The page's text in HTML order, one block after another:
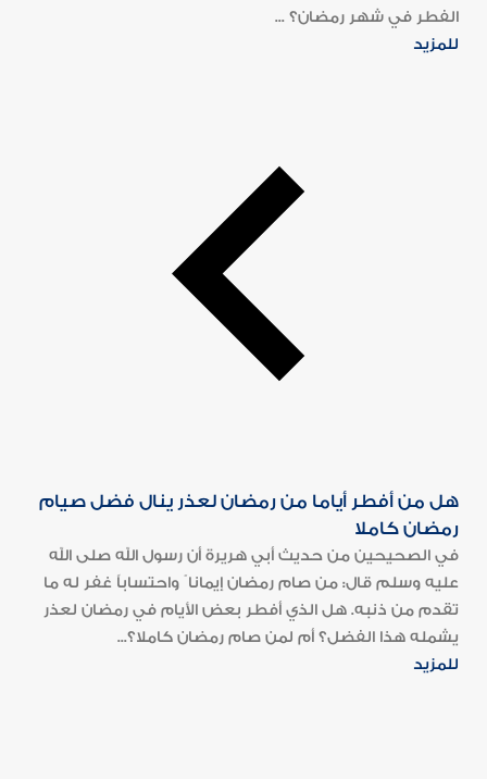
الفطر في شهر رمضان؟ ...
للمزيد
هل من أفطر أياما من رمضان لعذر ينال فضل صيام
رمضان كاملا
في الصحيحين من حديث أبي هريرة أن رسول الله صلى الله
عليه وسلم قال: من صام رمضان إيمانا ً واحتساباً غفر له ما
تقدم من ذنبه. هل الذي أفطر بعض الأيام في رمضان لعذر
يشمله هذا الفضل؟ أم لمن صام رمضان كاملا؟...
للمزيد